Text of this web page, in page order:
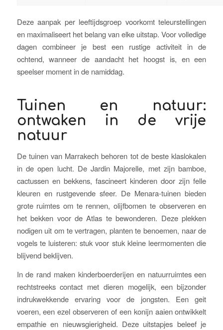
Deze aanpak per leeftijdsgroep voorkomt teleurstellingen
en maximaliseert het belang van elke uitstap. Voor volledige
dagen combineer je best een rustige activiteit in de
ochtend, wanneer de aandacht het hoogst is, en een
speelser moment in de namiddag.
Tuinen en natuur:
ontwaken in de vrije
natuur
De tuinen van Marrakech behoren tot de beste klaslokalen
in de open lucht. De Jardin Majorelle, met zijn bamboe,
cactussen en bekkens, fascineert kinderen door zijn felle
kleuren en rustgevende sfeer. De Menara-tuinen bieden
grote ruimtes om te rennen, olijfbomen te observeren en
het bekken voor de Atlas te bewonderen. Deze plekken
nodigen uit om te vertragen, planten te benoemen, naar de
vogels te luisteren: stuk voor stuk kleine leermomenten die
blijvend beklijven.
In de rand maken kinderboerderijen en natuurruimtes een
rechtstreeks contact met dieren mogelijk, een bijzonder
indrukwekkende ervaring voor de jongsten. Een geit
voeren, een ezel observeren of een konijn aaien ontwikkelt
empathie en nieuwsgierigheid. Deze uitstapjes beleef je